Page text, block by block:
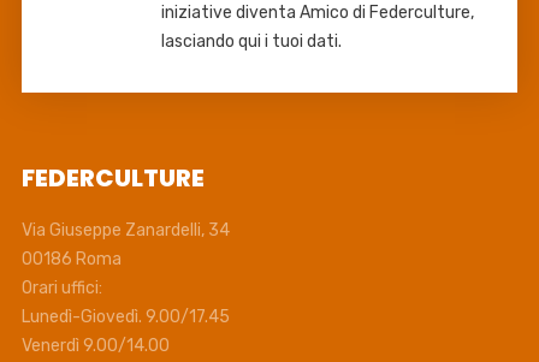
iniziative diventa Amico di Federculture,
lasciando qui i tuoi dati.
FEDERCULTURE
Via Giuseppe Zanardelli, 34
00186 Roma
Orari uffici:
Lunedì-Giovedì. 9.00/17.45
Venerdì 9.00/14.00